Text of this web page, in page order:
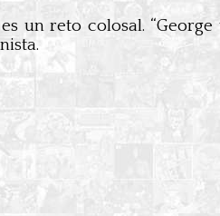
un reto colosal.